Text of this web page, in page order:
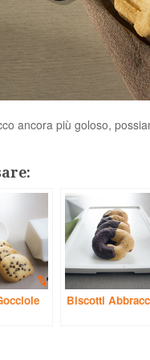
ancora più goloso,
Biscotti